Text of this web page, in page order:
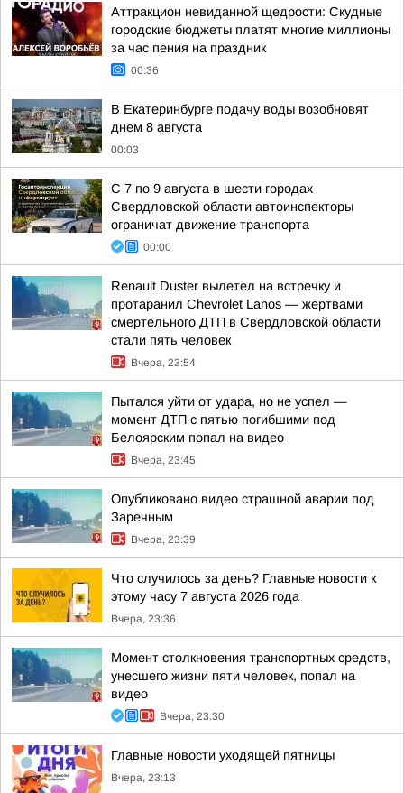
Аттракцион невиданной щедрости: Скудные
городские бюджеты платят многие миллионы
за час пения на праздник
00:36
В Екатеринбурге подачу воды возобновят
днем 8 августа
00:03
С 7 по 9 августа в шести городах
Свердловской области автоинспекторы
ограничат движение транспорта
00:00
Renault Duster вылетел на встречку и
протаранил Chevrolet Lanos — жертвами
смертельного ДТП в Свердловской области
стали пять человек
Вчера, 23:54
Пытался уйти от удара, но не успел —
момент ДТП с пятью погибшими под
Белоярским попал на видео
Вчера, 23:45
Опубликовано видео страшной аварии под
Заречным
Вчера, 23:39
Что случилось за день? Главные новости к
этому часу 7 августа 2026 года
Вчера, 23:36
Момент столкновения транспортных средств,
унесшего жизни пяти человек, попал на
видео
Вчера, 23:30
Главные новости уходящей пятницы
Вчера, 23:13